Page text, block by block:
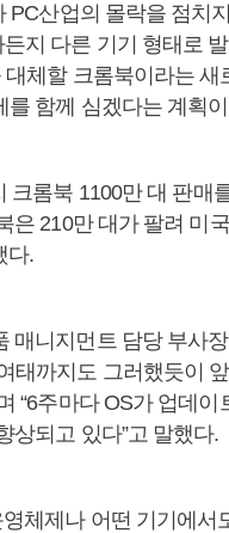
PC산업의 몰락을 점치
지 다른 기기 형태로
체할 크롬북이라는 새
를 함께 심겠다는 계획
크롬북 1100만 대 판매
은 210만 대가 팔려 미
다.
매니지먼트 담당 부사
태까지도 그러했듯이
“6주마다 OS가 업데이
상되고 있다”고 말했다.
체제나 어떤 기기에서